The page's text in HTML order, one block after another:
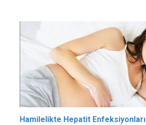
Hamilelikte Hepatit Enfeksiyonları